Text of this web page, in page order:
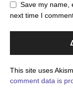
Save my name,
next time I
This site uses
comment data is